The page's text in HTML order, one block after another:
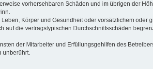
vorhersehbaren Schäden und im übrigen der
Körper und Gesundheit oder vorsätzlichem oder
die vertragstypischen Durchschnittsschäden
der Mitarbeiter und Erfüllungsgehilfen des
unberührt.